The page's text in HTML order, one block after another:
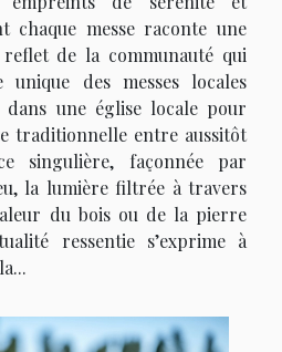
chaque messe raconte une
de la communauté qui
unique des messes locales
dans une église locale pour
traditionnelle entre aussitôt
singulière, façonnée par
la lumière filtrée à travers
du bois ou de la pierre
ressentie s’exprime à